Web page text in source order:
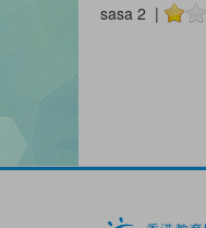
sasa 2 |